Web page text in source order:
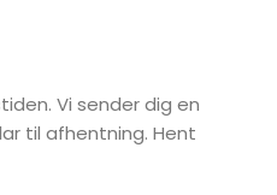
Vi sender dig en
til afhentning. Hent